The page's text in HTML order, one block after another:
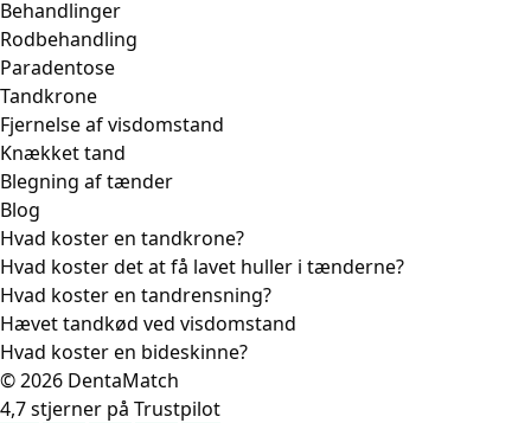
Behandlinger
Rodbehandling
Paradentose
Tandkrone
Fjernelse af visdomstand
Knækket tand
Blegning af tænder
Blog
Hvad koster en tandkrone?
Hvad koster det at få lavet huller i tænderne?
Hvad koster en tandrensning?
Hævet tandkød ved visdomstand
Hvad koster en bideskinne?
© 2026 DentaMatch
4,7 stjerner på Trustpilot